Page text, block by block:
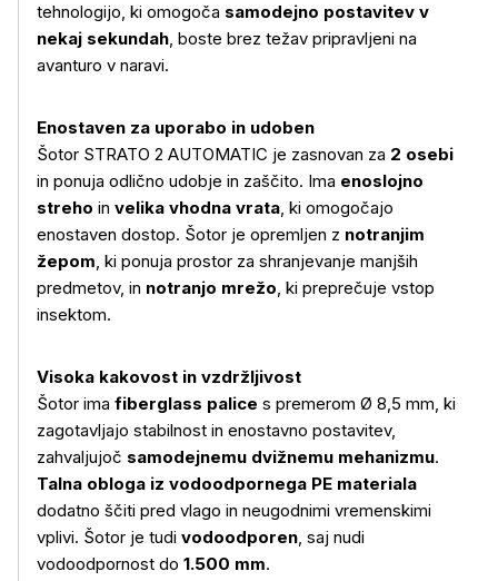
tehnologijo, ki omogoča samodejno postavitev v
nekaj sekundah, boste brez težav pripravljeni na
avanturo v naravi.
Enostaven za uporabo in udoben
Šotor STRATO 2 AUTOMATIC je zasnovan za 2 osebi
in ponuja odlično udobje in zaščito. Ima enoslojno
streho in velika vhodna vrata, ki omogočajo
enostaven dostop. Šotor je opremljen z notranjim
žepom, ki ponuja prostor za shranjevanje manjših
predmetov, in notranjo mrežo, ki preprečuje vstop
insektom.
Visoka kakovost in vzdržljivost
Šotor ima fiberglass palice s premerom Ø 8,5 mm, ki
zagotavljajo stabilnost in enostavno postavitev,
zahvaljujoč samodejnemu dvižnemu mehanizmu.
Talna obloga iz vodoodpornega PE materiala
dodatno ščiti pred vlago in neugodnimi vremenskimi
vplivi. Šotor je tudi vodoodporen, saj nudi
vodoodpornost do 1.500 mm.